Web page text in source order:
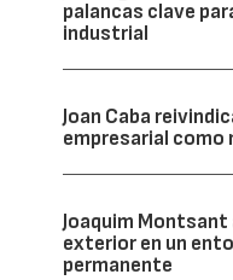
palancas clave
industrial
Joan Caba
empresarial como
Joaquim Montsant
exterior en un
permanente